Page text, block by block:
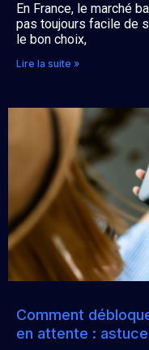
En France, le marché
pas toujours facile de
le bon choix,
Lire la suite »
Comment
en attente :